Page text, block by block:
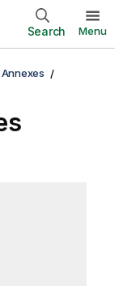
Search Menu
Annexes